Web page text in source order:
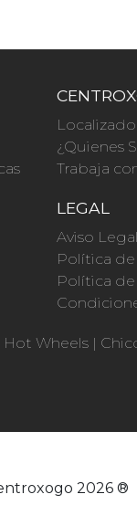
¿Quienes
Trabaja
LEGAL
Aviso Legal
Política
Política
Hot Wheels |
2026 ®